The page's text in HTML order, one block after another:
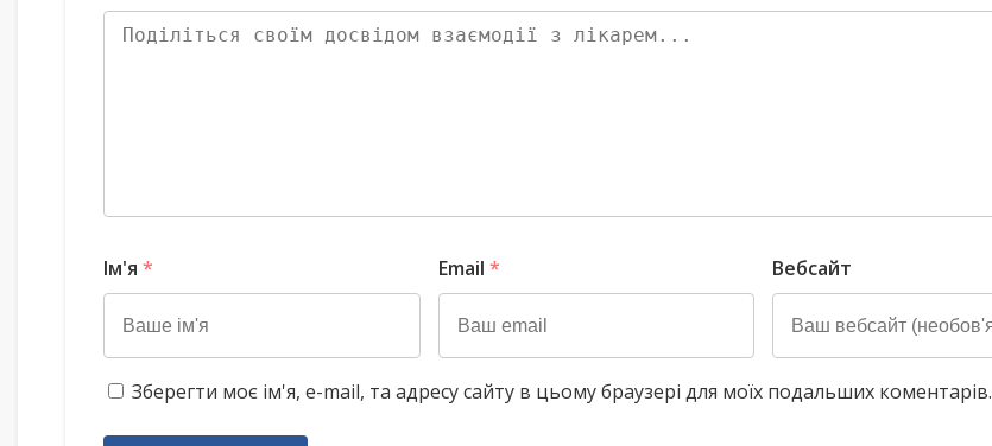
Ім'я * Email * Вебсайт
Зберегти моє ім'я, e-mail, та адресу сайту в цьому браузері для моїх подальших коментарів.